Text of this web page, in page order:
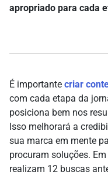
apropriado para cada
É importante criar
com cada etapa da
posiciona bem nos
Isso melhorará a
sua marca em mente
procuram soluções.
realizam 12 buscas